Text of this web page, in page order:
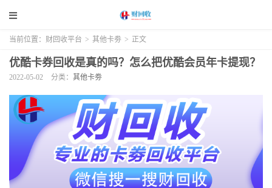
当前位置： 财回收平台 > 其他卡劵 > 正文
优酷卡券回收是真的吗？怎么把优酷会员年卡提现？
2022-05-02 分类： 其他卡劵